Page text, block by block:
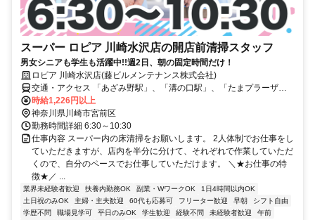
スーパー ロピア 川崎水沢店の開店前清掃スタッフ
男女シニアも学生も活躍中!!週2日、朝の固定時間だけ！
ロピア 川崎水沢店(藤ビルメンテナンス株式会社)
交通・アクセス 「あざみ野駅」、「溝の口駅」、「たまプラーザ
駅」からバス
時給1,226円以上
神奈川県川崎市宮前区
勤務時間詳細 6:30～10:30
仕事内容 スーパー内の床清掃をお願いします。 2人体制でお仕事をし
ていただきますが、店内を半分に分けて、それぞれで作業していただ
くので、自分のペースでお仕事していただけます。 ＼★お仕事の特
徴★／ ...
業界未経験者歓迎 扶養内勤務OK 副業・WワークOK
1日4時間以内OK
土日祝のみOK
主婦・主夫歓迎 60代も応募可 フリーター歓迎 早朝
シフト自由
学歴不問
職場見学可 平日のみOK 学生歓迎 経験不問 未経験者歓迎
午前